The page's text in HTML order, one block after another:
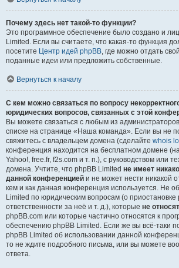
Почему здесь нет такой-то функции?
Это программное обеспечение было создано и
Limited. Если вы считаете, что какая-то функция
посетите Центр идей phpBB, где можно отдать
поданные идеи или предложить собственные.
Вернуться к началу
С кем можно связаться по вопросу
юридических вопросов, связанных с этой
Вы можете связаться с любым из
списке на странице «Наша команда». Если вы не
свяжитесь с владельцем домена (сделайте whois
конференция находится на бесплатном домене
Yahoo!, free.fr, f2s.com и т. п.), с руководством или
домена. Учтите, что phpBB Limited не имеет
данной конференцией и не может нести никакой
кем и как данная конференция используется. Не
Limited по юридическим вопросам (о
ответственности за неё и т. д.), которые не
phpBB.com или которые частично относятся к
обеспечению phpBB Limited. Если же вы всё-таки
phpBB Limited об использовании данной
то не ждите подробного письма, или вы можете
ответа.